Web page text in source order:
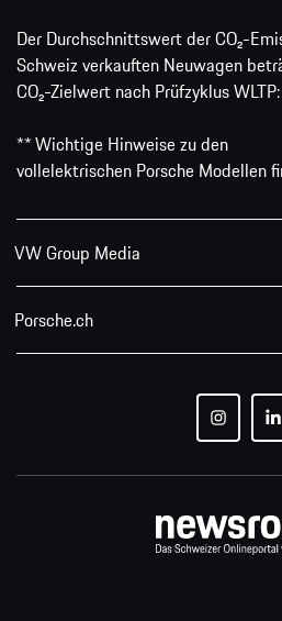
Der Durchschnittswert der CO₂-
Schweiz verkauften Neuwagen
CO₂-Zielwert nach Prüfzyklus
** Wichtige Hinweise zu den
vollelektrischen Porsche Modellen
VW Group Media
Porsche.ch